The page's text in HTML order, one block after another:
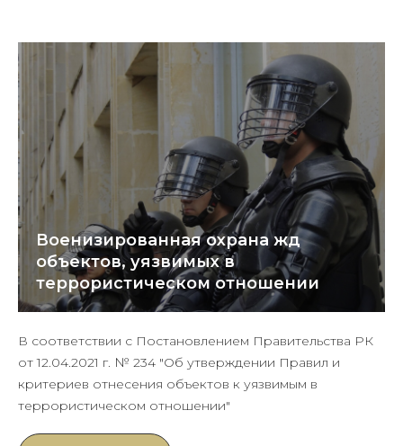
Военизированная охрана жд
объектов, уязвимых в
террористическом отношении
В соответствии с Постановлением Правительства РК
от 12.04.2021 г. № 234 "Об утверждении Правил и
критериев отнесения объектов к уязвимым в
террористическом отношении"